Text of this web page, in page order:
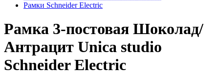
Рамки Schneider Electric
Рамка 3-постовая Шоколад/
Антрацит Unica studio
Schneider Electric